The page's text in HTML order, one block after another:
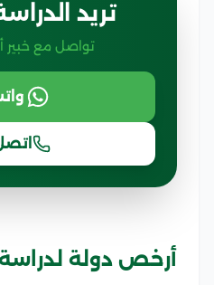
تريد
تواصل مع خبير
أرخص دولة